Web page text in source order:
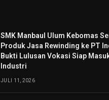
SMK Manbaul Ulum Kebomas
Produk Jasa Rewinding ke PT
Bukti Lulusan Vokasi Siap
Industri
JULI 11, 2026